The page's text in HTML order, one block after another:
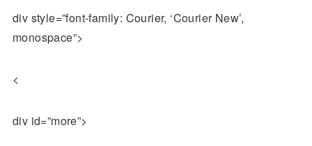
div style=”font-family: Courier, ‘Courier New’,
monospace”>
<
div id=”more”>